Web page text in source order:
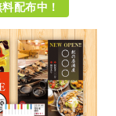
配布中！